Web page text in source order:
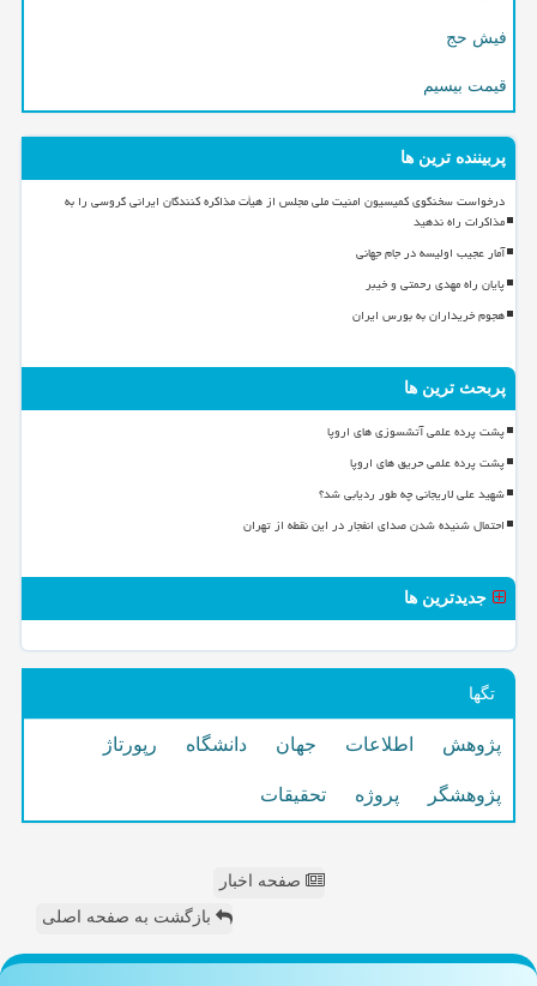
فیش حج
قیمت بیسیم
پربیننده ترین ها
درخواست سخنگوی کمیسیون امنیت ملی مجلس از هیأت مذاکره کنندگان ایرانی گروسی را به
مذاکرات راه ندهید
آمار عجیب اولیسه در جام جهانی
پایان راه مهدی رحمتی و خیبر
هجوم خریداران به بورس ایران
پربحث ترین ها
پشت پرده علمی آتشسوزی های اروپا
پشت پرده علمی حریق های اروپا
شهید علی لاریجانی چه طور ردیابی شد؟
احتمال شنیده شدن صدای انفجار در این نقطه از تهران
جدیدترین ها
تگها
پژوهش اطلاعات جهان دانشگاه رپورتاژ
پژوهشگر پروژه تحقیقات
صفحه اخبار
بازگشت به صفحه اصلی